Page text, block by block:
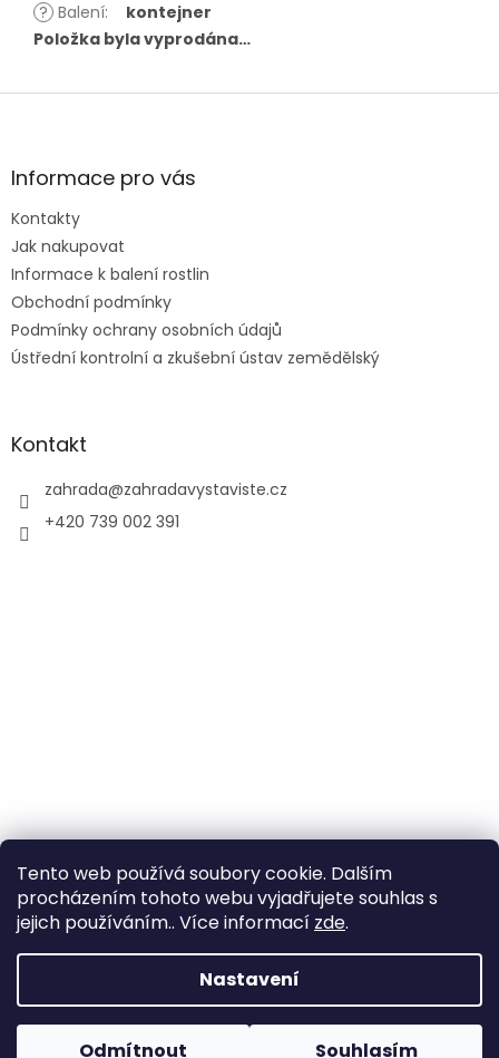
Tento web používá soubory cookie. Dalším
procházením tohoto webu vyjadřujete souhlas s
jejich používáním.. Více informací zde.
Nastavení
Odmítnout Souhlasím
? Balení:
kontejner
Položka byla vyprodána…
Z
aInformace pro vás
Kontakty
Jak nakupovat
Informace k balení rostlin
Obchodní podmínky
Podmínky ochrany osobních údajů
Ústřední kontrolní a zkušební ústav zemědělský
Kontakt
zahrada@zahradavystaviste.cz
+420 739 002 391
Vytvořil Shoptet
Copyright 2026Zahrada Výstaviště. Všechna práva
vyhrazena.
Upravit nastavení cookies